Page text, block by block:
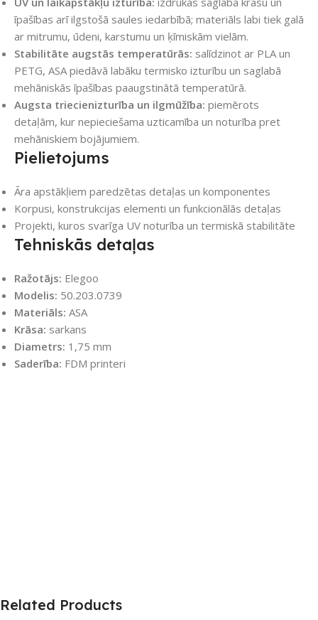
īpašības arī ilgstošā saules iedarbībā; materiāls labi tiek galā
ar mitrumu, ūdeni, karstumu un ķīmiskām vielām.
Stabilitāte augstās temperatūrās: salīdzinot ar PLA un
PETG, ASA piedāvā labāku termisko izturību un saglabā
mehāniskās īpašības paaugstinātā temperatūrā.
Augsta triecienizturība un ilgmūžība: piemērots
detaļām, kur nepieciešama uzticamība un noturība pret
mehāniskiem bojājumiem.
Pielietojums
Āra apstākļiem paredzētas detaļas un komponentes
Korpusi, konstrukcijas elementi un funkcionālās detaļas
Projekti, kuros svarīga UV noturība un termiskā stabilitāte
Tehniskās detaļas
Ražotājs: Elegoo
Modelis: 50.203.0739
Materiāls: ASA
Krāsa: sarkans
Diametrs: 1,75 mm
Saderība: FDM printeri
Related Products